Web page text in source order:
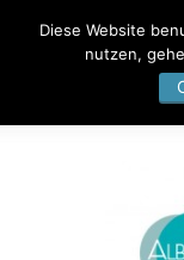
Diese Website
nutzen,